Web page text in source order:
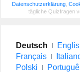
Datenschutzerklärung,
tägliche Quizfragen
Deutsch
Français
Polski